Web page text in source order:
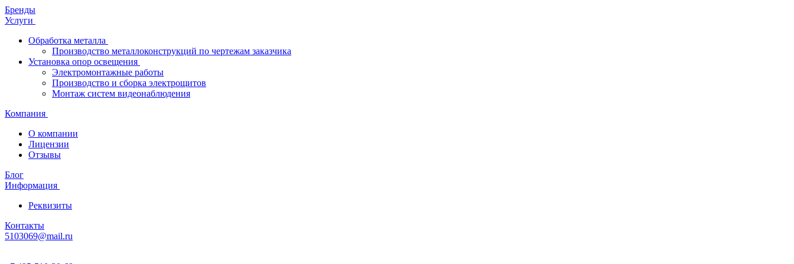
Бренды
Услуги
Обработка металла
Производство металлоконструкций по чертежам заказчика
Установка опор освещения
Электромонтажные работы
Производство и сборка электрощитов
Монтаж систем видеонаблюдения
Компания
О компании
Лицензии
Отзывы
Блог
Информация
Реквизиты
Контакты
5103069@mail.ru